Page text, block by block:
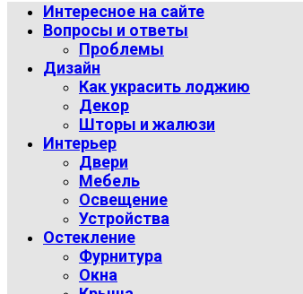
Интересное на сайте
Вопросы и ответы
Проблемы
Дизайн
Как украсить лоджию
Декор
Шторы и жалюзи
Интерьер
Двери
Мебель
Освещение
Устройства
Остекление
Фурнитура
Окна